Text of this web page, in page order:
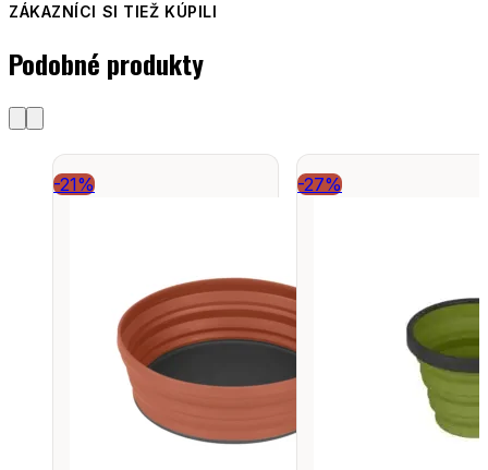
ZÁKAZNÍCI SI TIEŽ KÚPILI
Podobné produkty
-21% -27%